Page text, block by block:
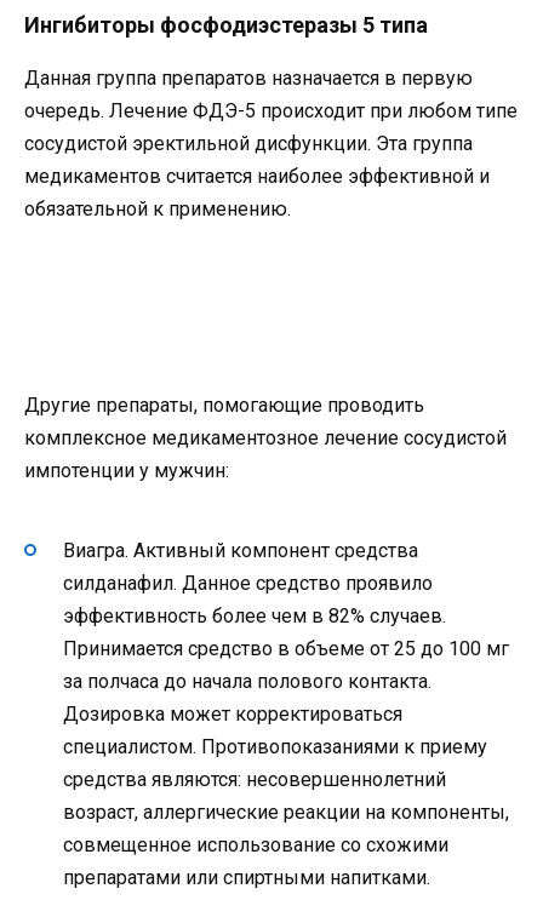
Ингибиторы фосфодиэстеразы 5 типа
Данная группа препаратов назначается в первую
очередь. Лечение ФДЭ-5 происходит при любом типе
сосудистой эректильной дисфункции. Эта группа
медикаментов считается наиболее эффективной и
обязательной к применению.
Другие препараты, помогающие проводить
комплексное медикаментозное лечение сосудистой
импотенции у мужчин:
Виагра. Активный компонент средства
силданафил. Данное средство проявило
эффективность более чем в 82% случаев.
Принимается средство в объеме от 25 до 100 мг
за полчаса до начала полового контакта.
Дозировка может корректироваться
специалистом. Противопоказаниями к приему
средства являются: несовершеннолетний
возраст, аллергические реакции на компоненты,
совмещенное использование со схожими
препаратами или спиртными напитками.